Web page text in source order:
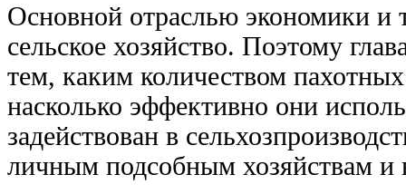
Основной отраслью экономики и
сельское хозяйство. Поэтому
тем, каким количеством
насколько эффективно они
задействован в
личным подсобным хозяйствам